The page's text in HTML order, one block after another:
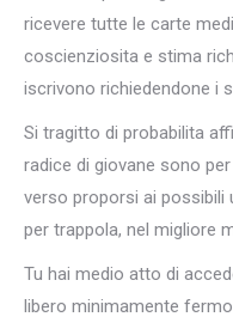
ricevere tutte le carte
coscienziosita e stima
iscrivono richiedendone i
Si tragitto di probabilita
radice di giovane sono
verso proporsi ai possibili
per trappola, nel migliore
Tu hai medio atto di
libero minimamente